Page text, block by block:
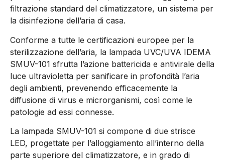
filtrazione standard del climatizzatore, un sistema per
la disinfezione dell’aria di casa.
Conforme a tutte le certificazioni europee per la
sterilizzazione dell’aria, la lampada UVC/UVA IDEMA
SMUV-101 sfrutta l’azione battericida e antivirale della
luce ultravioletta per sanificare in profondità l’aria
degli ambienti, prevenendo efficacemente la
diffusione di virus e microrganismi, così come le
patologie ad essi connesse.
La lampada SMUV-101 si compone di due strisce
LED, progettate per l’alloggiamento all’interno della
parte superiore del climatizzatore, e in grado di